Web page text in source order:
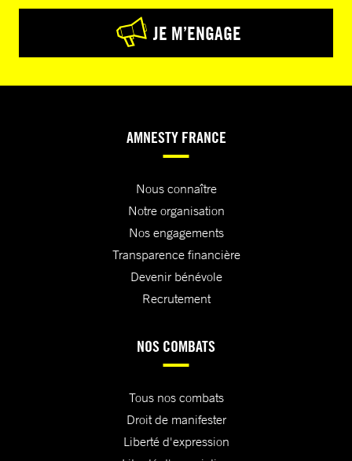
JE M’ENGAGE
AMNESTY FRANCE
Nous connaître
Notre organisation
Nos engagements
Transparence financière
Devenir bénévole
Recrutement
NOS COMBATS
Tous nos combats
Droit de manifester
Liberté d'expression